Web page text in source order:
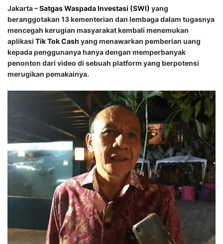
Jakarta –Satgas Waspada Investasi (SWI) yang
beranggotakan 13 kementerian dan lembaga dalam tugasnya
mencegah kerugian masyarakat kembali menemukan
aplikasi Tik Tok Cash yang menawarkan pemberian uang
kepada penggunanya hanya dengan memperbanyak
penonton dari video di sebuah platform yang berpotensi
merugikan pemakainya.